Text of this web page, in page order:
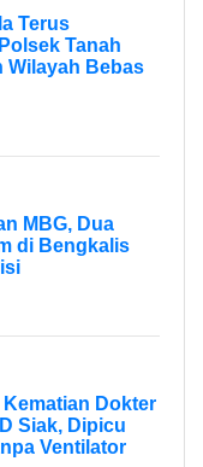
Terus
Tanah
Wilayah Bebas
MBG, Dua
di Bengkalis
Dokter
Siak, Dipicu
Ventilator